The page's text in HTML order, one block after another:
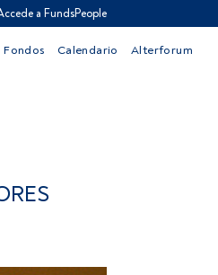
a FundsPeople
Fondos Calendario Alterforum